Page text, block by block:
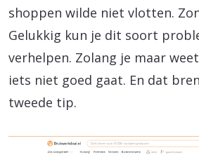
shoppen wilde niet vlotten.
Gelukkig kun je dit soort
verhelpen. Zolang je maar
iets niet goed gaat. En dat
tweede tip.